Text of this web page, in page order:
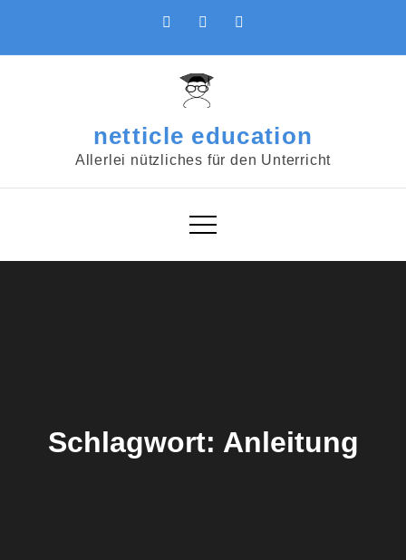
netticle education
Allerlei nützliches für den Unterricht
Schlagwort: Anleitung